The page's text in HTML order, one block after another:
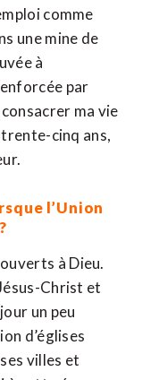
comme
une mine de
à
par
ma vie
cinq ans,
l’Union
à Dieu.
Christ et
un peu
d’églises
villes et